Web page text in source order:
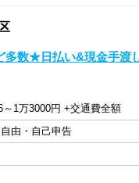
多数★日払い&現金手
1万3000円 +交通費全額
由・自己申告